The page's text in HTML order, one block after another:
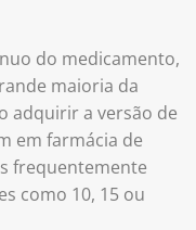
do medicamento,
maioria da
adquirir a versão de
em farmácia de
frequentemente
como 10, 15 ou